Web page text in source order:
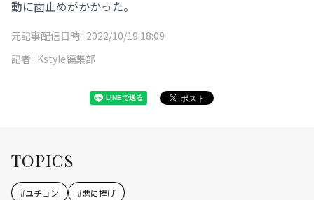
動に歯止めがかかった。
元記事配信日時 : 2022/10/19 18:09
記者 : Kstyle編集部
TOPICS
#ユチョン #悪に捧げ